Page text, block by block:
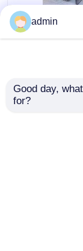
ZX60
Hitachi
admin
Good day,
for?